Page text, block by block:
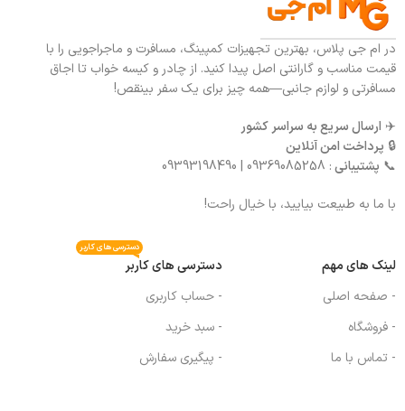
در ام جی پلاس، بهترین تجهیزات کمپینگ، مسافرت و ماجراجویی را با
قیمت مناسب و گارانتی اصل پیدا کنید. از چادر و کیسه خواب تا اجاق
مسافرتی و لوازم جانبی—همه چیز برای یک سفر بینقص!
✈️ ارسال سریع به سراسر کشور
🔒 پرداخت امن آنلاین
📞 پشتیبانی: 09369085258 | 09393198490
با ما به طبیعت بیایید، با خیال راحت!
لینک های مهم
- صفحه اصلی
- فروشگاه
- تماس با ما
دسترسی های کاربر
دسترسی های کاربر
- حساب کاربری
- سبد خرید
- پیگیری سفارش